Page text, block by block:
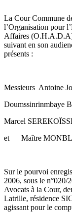
La Cour Commune
l’Organisation pour
Affaires
suivant en son
présents :
Messieurs Antoine
Doumssinrinmbaye
Marcel
et Maître
Sur le pourvoi
2006, sous le
Avocats à la Cour,
Latrille, résidence
agissant pour le